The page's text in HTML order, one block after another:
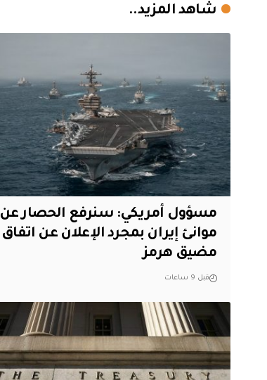
شاهد المزيد..
مسؤول أمريكي: سنرفع الحصار عن
موانئ إيران بمجرد الإعلان عن اتفاق
مضيق هرمز
قبل 9 ساعات